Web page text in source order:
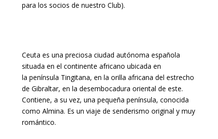
para los socios de nuestro Club).
Ceuta es una preciosa ciudad autónoma española
situada en el continente africano ubicada en
la península Tingitana, en la orilla africana del estrecho
de Gibraltar, en la desembocadura oriental de este.
Contiene, a su vez, una pequeña península, conocida
como Almina. Es un viaje de senderismo original y muy
romántico.